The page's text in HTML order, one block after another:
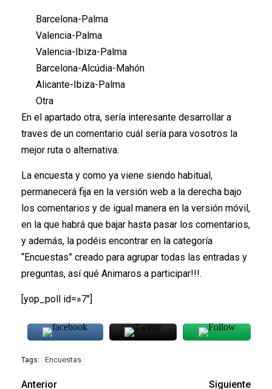
Barcelona-Palma
Valencia-Palma
Valencia-Ibiza-Palma
Barcelona-Alcúdia-Mahón
Alicante-Ibiza-Palma
Otra
En el apartado otra, sería interesante desarrollar a
traves de un comentario cuál sería para vosotros la
mejor ruta o alternativa.
La encuesta y como ya viene siendo habitual,
permanecerá fija en la versión web a la derecha bajo
los comentarios y de igual manera en la versión móvil,
en la que habrá que bajar hasta pasar los comentarios,
y además, la podéis encontrar en la categoría
“Encuestas” creado para agrupar todas las entradas y
preguntas, así qué Animaros a participar!!!.
[yop_poll id=»7″]
Tags: Encuestas
Anterior Siguiente